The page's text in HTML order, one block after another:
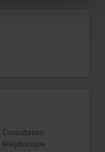
Consultation
téléphonique